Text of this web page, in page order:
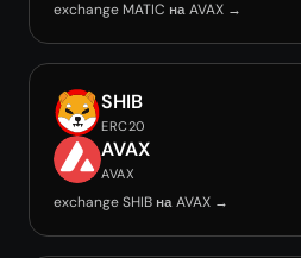
exchange MATIC на AVAX →
SHIB
ERC20
AVAX
AVAX
exchange SHIB на AVAX →